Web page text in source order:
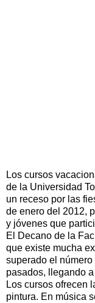
Los cursos
de la Universidad
un receso por las
de enero del 2012,
y jóvenes que
El Decano de la
que existe mucha
superado el
pasados, llegando
Los cursos ofrecen
pintura. En música